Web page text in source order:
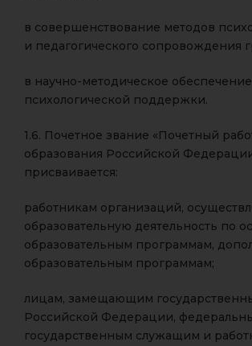
в совершенствование методов
и педагогического сопровождения
в научно-методическое обеспечение
психологической поддержки.
1.6. Почетное звание «Почетный
образования Российской
присваивается:
работникам организаций,
образовательную деятельность по
образовательным программам,
образовательным программам;
лицам, замещающим
Российской Федерации,
государственным служащим и